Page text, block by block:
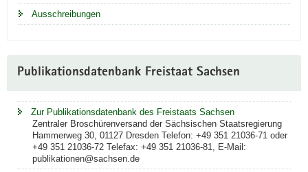
Ausschreibungen
Publikationsdatenbank Freistaat Sachsen
Zur Publikationsdatenbank des Freistaats Sachsen
Zentraler Broschürenversand der Sächsischen Staatsregierung
Hammerweg 30, 01127 Dresden Telefon: +49 351 21036-71 oder
+49 351 21036-72 Telefax: +49 351 21036-81, E-Mail:
publikationen@sachsen.de